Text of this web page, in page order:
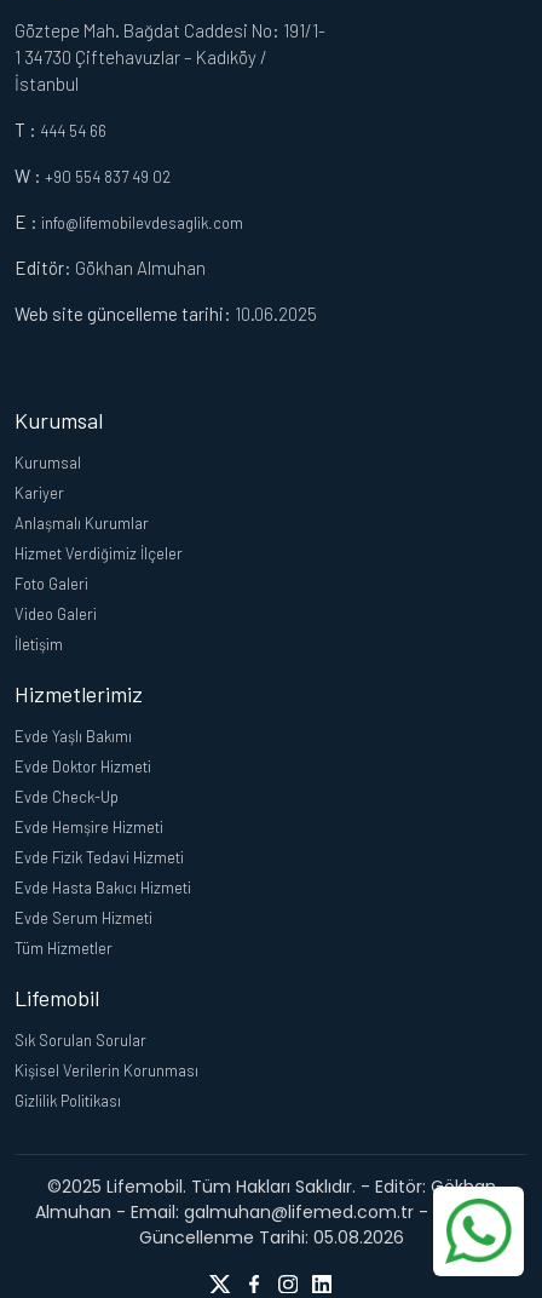
Göztepe Mah. Bağdat Caddesi No: 191/1-
1 34730 Çiftehavuzlar – Kadıköy /
İstanbul
T : 444 54 66
W : +90 554 837 49 02
E : info@lifemobilevdesaglik.com
Editör: Gökhan Almuhan
Web site güncelleme tarihi: 10.06.2025
Kurumsal
Kurumsal
Kariyer
Anlaşmalı Kurumlar
Hizmet Verdiğimiz İlçeler
Foto Galeri
Video Galeri
İletişim
Hizmetlerimiz
Evde Yaşlı Bakımı
Evde Doktor Hizmeti
Evde Check-Up
Evde Hemşire Hizmeti
Evde Fizik Tedavi Hizmeti
Evde Hasta Bakıcı Hizmeti
Evde Serum Hizmeti
Tüm Hizmetler
Lifemobil
Sık Sorulan Sorular
Kişisel Verilerin Korunması
Gizlilik Politikası
©2025 Lifemobil. Tüm Hakları Saklıdır. - Editör: Gökhan
Almuhan - Email: galmuhan@lifemed.com.tr - Web Site
Güncellenme Tarihi: 05.08.2026